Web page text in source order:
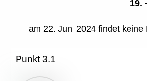
19.
am 22. Juni 2024 findet keine
Punkt 3.1